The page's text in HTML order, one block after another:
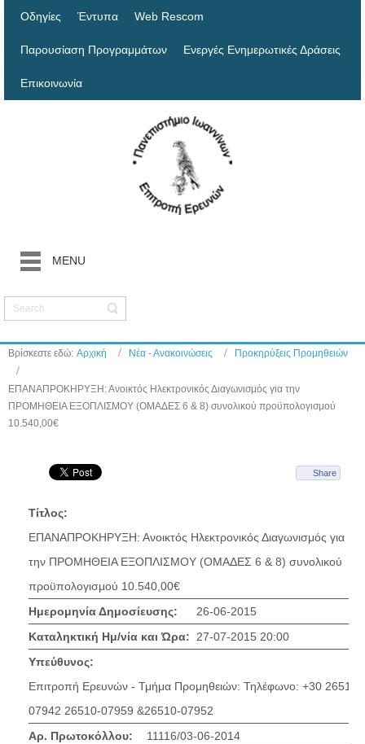
Οδηγίες Έντυπα Web Rescom
Παρουσίαση Προγραμμάτων Ενεργές Ενημερωτικές Δράσεις
Επικοινωνία
MENU
Βρίσκεστε εδώ: Αρχική Νέα - Ανακοινώσεις Προκηρύξεις Προμηθειών
ΕΠΑΝΑΠΡΟΚΗΡΥΞΗ: Ανοικτός Ηλεκτρονικός Διαγωνισμός για την
ΠΡΟΜΗΘΕΙΑ ΕΞΟΠΛΙΣΜΟΥ (ΟΜΑΔΕΣ 6 & 8) συνολικού προϋπολογισμού
10.540,00€
Share
Τίτλος:
ΕΠΑΝΑΠΡΟΚΗΡΥΞΗ: Ανοικτός Ηλεκτρονικός Διαγωνισμός για
την ΠΡΟΜΗΘΕΙΑ ΕΞΟΠΛΙΣΜΟΥ (ΟΜΑΔΕΣ 6 & 8) συνολικού
προϋπολογισμού 10.540,00€
Ημερομηνία Δημοσίευσης:
26-06-2015
Καταληκτική Ημ/νία και Ώρα:
27-07-2015 20:00
Υπεύθυνος:
Επιτροπή Ερευνών - Τμήμα Προμηθειών: Τηλέφωνο: +30 26510-
07942 26510-07959 &26510-07952
Αρ. Πρωτοκόλλου:
11116/03-06-2014